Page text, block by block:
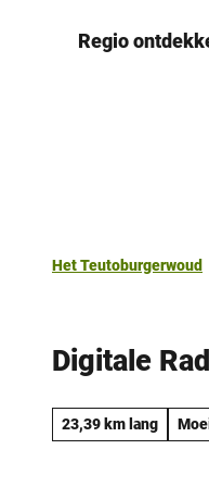
Regio
Het Teutoburgerwoud
Digitale
23,39 km lang